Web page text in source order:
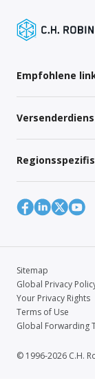
Empfohlene
Sitemap
Global Privacy
Your Privacy Rights
Terms of Use
Global Forwarding
© 1996-2026 C.H.